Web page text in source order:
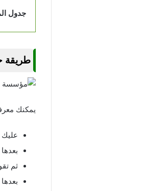
جدول
طريقة
يمكنك
عليك
ثم